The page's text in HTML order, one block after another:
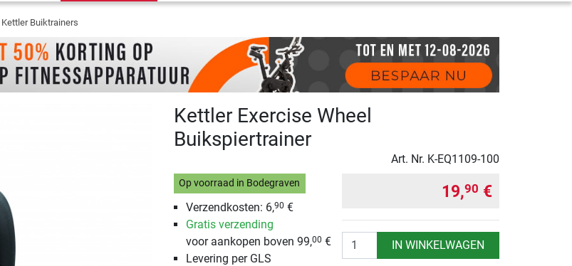
Kettler Buiktrainers
Kettler Exercise Wheel
Buikspiertrainer
Art. Nr. K-EQ1109-100
Op voorraad in Bodegraven
Verzendkosten: 6,90 €
Gratis verzending
voor aankopen boven 99,00 €
Levering per GLS
19,90 €
Aantal IN WINKELWAGEN